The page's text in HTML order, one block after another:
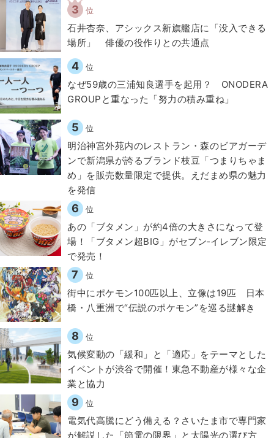
3 位
石井杏奈、アシックス新旗艦店に「没入できる
場所」 俳優の役作りとの共通点
4 位
なぜ59歳の三浦知良選手を起用？ ONODERA
GROUPと重なった「努力の積み重ね」
5 位
明治神宮外苑内のレストラン・森のビアガーデ
ンで新潟県が誇るブランド枝豆「つまりちゃま
め」を販売数量限定で提供。えだまめ県の魅力
を発信
6 位
あの「ブタメン」が約4倍の大きさになって登
場！「ブタメン超BIG」がセブン‐イレブン限定
で発売！
7 位
街中にポケモン100匹以上、立像は19匹 日本
橋・八重洲で“伝説のポケモン”を巡る謎解き
8 位
気候変動の「緩和」と「適応」をテーマとした
イベントが渋谷で開催！東急不動産が様々な企
業と協力
9 位
電気代高騰にどう備える？さいたま市で専門家
が解説した「節電の限界」と太陽光の選び方